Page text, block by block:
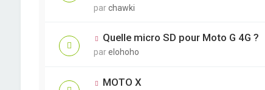
parchawki
Quelle micro SD pour Moto G 4G ?
parelohoho
MOTO X